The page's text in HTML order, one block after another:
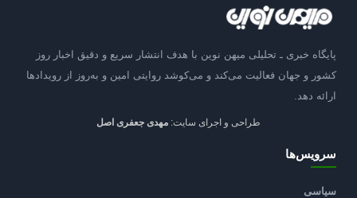
پایگاه خبری ـ تحلیلی میهن نوین با هدف انتشار سریع و دقیق اخبار روز
کشور و جهان فعالیت می‌کند و می‌کوشد روایتی امین و به‌روز از رویدادها
ارائه دهد.
طراحی و اجرای سایت: مهدی جعفری اصل
سرویس‌ها
سیاسی